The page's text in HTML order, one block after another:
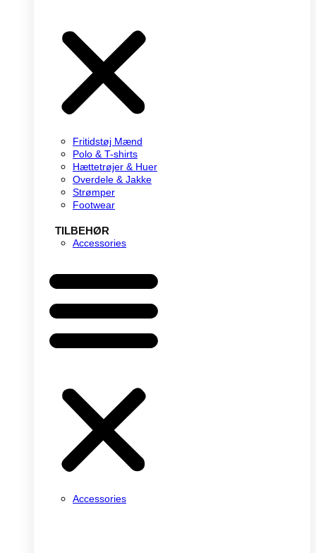
Fritidstøj Mænd
Polo & T-shirts
Hættetrøjer & Huer
Overdele & Jakke
Strømper
Footwear
TILBEHØR
Accessories
Accessories